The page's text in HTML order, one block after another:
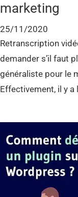
marketing
25/11/2020
Retranscription
demander s’il faut
généraliste pour le
Effectivement, il y a